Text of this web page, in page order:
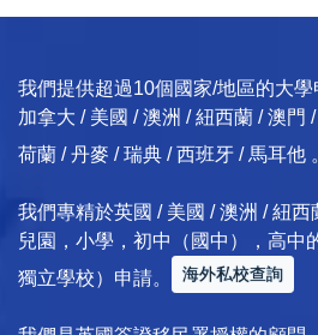
我們提供超過10個國家/地區的大
加拿大 / 美國 / 澳洲 / 紐西蘭 / 澳門
荷蘭 / 丹麥 / 瑞典 / 西班牙 / 馬耳他
我們專精於英國 / 美國 / 澳洲 / 紐
兒園，小學，初中（國中），高中
獨立學校）申請。
海外私校查詢